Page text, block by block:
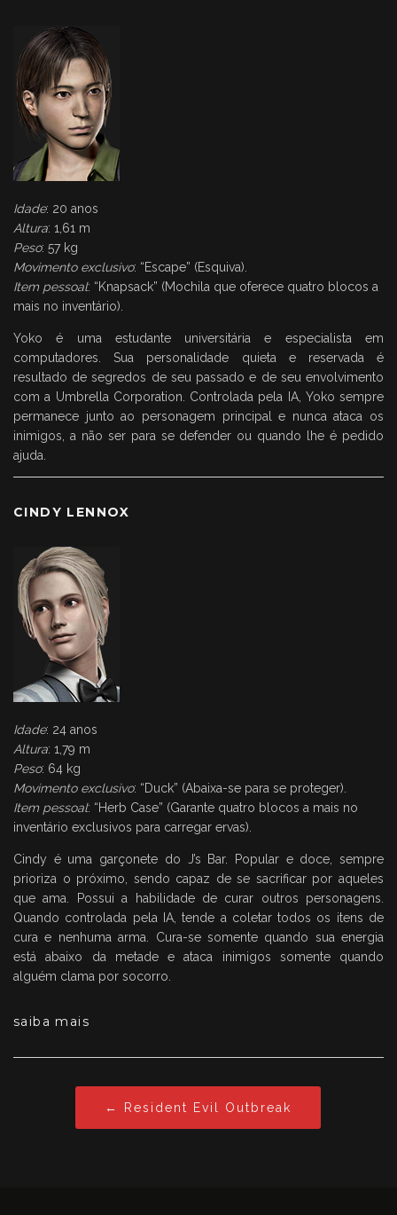
Idade: 20 anos
Altura: 1,61 m
Peso: 57 kg
Movimento exclusivo: “Escape” (Esquiva).
Item pessoal: “Knapsack” (Mochila que oferece quatro blocos a
mais no inventário).
Yoko é uma estudante universitária e especialista em
computadores. Sua personalidade quieta e reservada é
resultado de segredos de seu passado e de seu envolvimento
com a Umbrella Corporation. Controlada pela IA, Yoko sempre
permanece junto ao personagem principal e nunca ataca os
inimigos, a não ser para se defender ou quando lhe é pedido
ajuda.
CINDY LENNOX
Idade: 24 anos
Altura: 1,79 m
Peso: 64 kg
Movimento exclusivo: “Duck” (Abaixa-se para se proteger).
Item pessoal: “Herb Case” (Garante quatro blocos a mais no
inventário exclusivos para carregar ervas).
Cindy é uma garçonete do J’s Bar. Popular e doce, sempre
prioriza o próximo, sendo capaz de se sacrificar por aqueles
que ama. Possui a habilidade de curar outros personagens.
Quando controlada pela IA, tende a coletar todos os itens de
cura e nenhuma arma. Cura-se somente quando sua energia
está abaixo da metade e ataca inimigos somente quando
alguém clama por socorro.
saiba mais
← Resident Evil Outbreak